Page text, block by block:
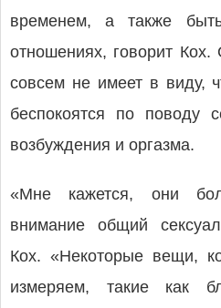
временем, а также
отношениях, говорит Кох.
совсем не имеет в виду,
беспокоятся по поводу
возбуждения и оргазма.
«Мне кажется, они
внимание общий
Кох. «Некоторые вещи,
измеряем, такие как